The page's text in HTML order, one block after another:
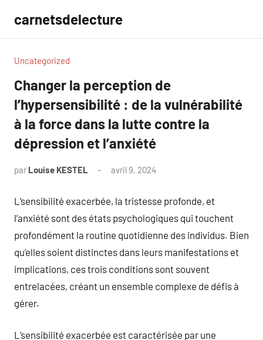
contenu
carnetsdelecture
Uncategorized
Changer la perception de
l’hypersensibilité : de la vulnérabilité
à la force dans la lutte contre la
dépression et l’anxiété
par Louise KESTEL avril 9, 2024
L’sensibilité exacerbée, la tristesse profonde, et
l’anxiété sont des états psychologiques qui touchent
profondément la routine quotidienne des individus. Bien
qu’elles soient distinctes dans leurs manifestations et
implications, ces trois conditions sont souvent
entrelacées, créant un ensemble complexe de défis à
gérer.
L’sensibilité exacerbée est caractérisée par une